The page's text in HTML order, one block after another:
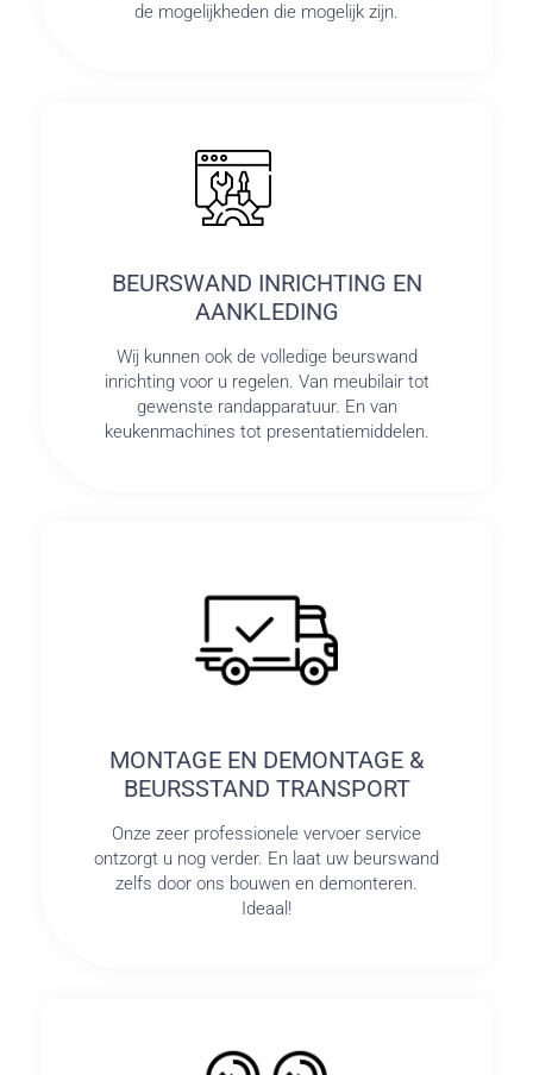
de mogelijkheden die mogelijk zijn.
BEURSWAND INRICHTING EN
AANKLEDING
Wij kunnen ook de volledige beurswand
inrichting voor u regelen. Van meubilair tot
gewenste randapparatuur. En van
keukenmachines tot presentatiemiddelen.
MONTAGE EN DEMONTAGE &
BEURSSTAND TRANSPORT
Onze zeer professionele vervoer service
ontzorgt u nog verder. En laat uw beurswand
zelfs door ons bouwen en demonteren.
Ideaal!